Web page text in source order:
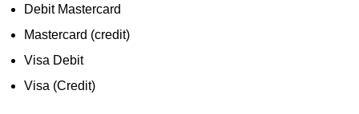
Debit Mastercard
Mastercard (credit)
Visa Debit
Visa (Credit)